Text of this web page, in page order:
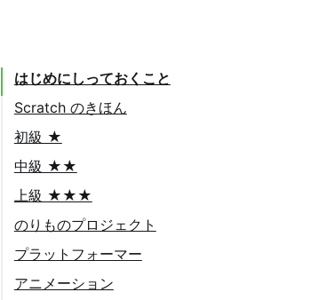
はじめにしっておくこと
Scratch のきほん
初級 ★
中級 ★★
上級 ★★★
のりものプロジェクト
プラットフォーマー
アニメーション